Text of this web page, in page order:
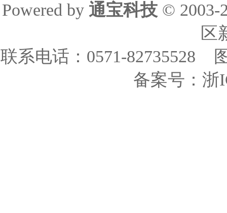
Powered by 通宝科技© 2003-
区
联系电话：0571-82735528
备案号： 浙